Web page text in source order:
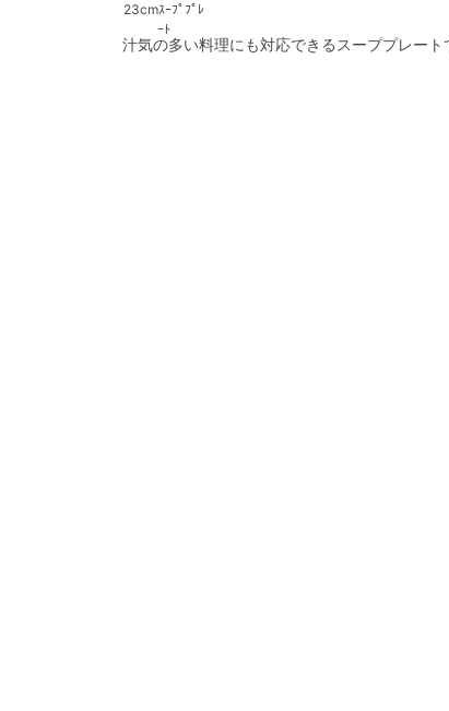
23cmｽｰﾌﾟﾌﾟﾚ
ｰﾄ
汁気の多い料理にも対応できるスーププレート